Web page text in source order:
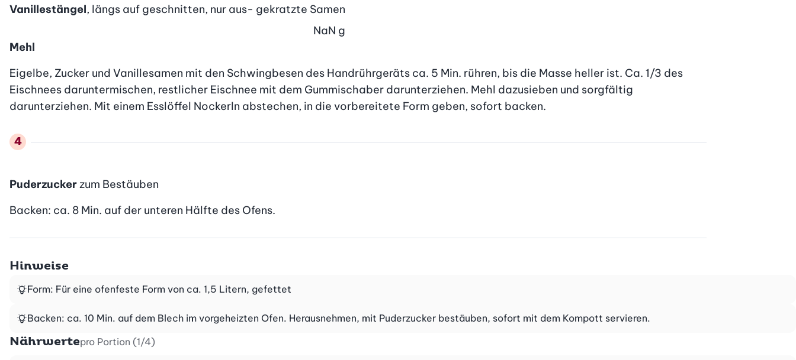
Vanillestängel, längs auf geschnitten, nur aus- gekratzte Samen
Mehl
NaN g
Eigelbe, Zucker und Vanillesamen mit den Schwingbesen des Handrührgeräts ca. 5 Min. rühren, bis die Masse heller ist. Ca. 1/3 des
Eischnees daruntermischen, restlicher Eischnee mit dem Gummischaber darunterziehen. Mehl dazusieben und sorgfältig
darunterziehen. Mit einem Esslöffel Nockerln abstechen, in die vorbereitete Form geben, sofort backen.
Puderzuckerzum Bestäuben
Backen: ca. 8 Min. auf der unteren Hälfte des Ofens.
Hinweise
Form: Für eine ofenfeste Form von ca. 1,5 Litern, gefettet
Backen: ca. 10 Min. auf dem Blech im vorgeheizten Ofen. Herausnehmen, mit Puderzucker bestäuben, sofort mit dem Kompott servieren.
Nährwertepro Portion (1/4)